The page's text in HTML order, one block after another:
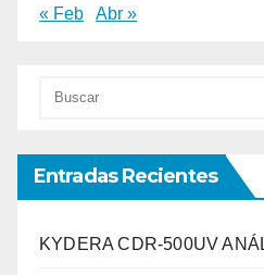
« Feb Abr »
Entradas Recientes
KYDERA CDR-500UV